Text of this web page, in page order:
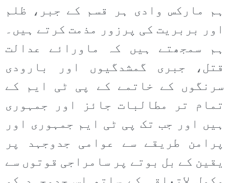
ہم مارکس وادی ہر قسم کے جبر، ظلم
اور بربریت کی پرزور مذمت کرتے ہیں۔
ہم سمجھتے ہیں کہ ماورائے عدالت
قتل، جبری گمشدگیوں اور بارودی
سرنگوں کے خاتمے کے پی ٹی ایم کے
تمام تر مطالبات جائز اور جمہوری
ہیں اور جب تک پی ٹی ایم جمہوری اور
پرامن طریقے سے عوامی جدوجہد پر
یقین کے بل بوتے پر سامراجی قوتوں سے